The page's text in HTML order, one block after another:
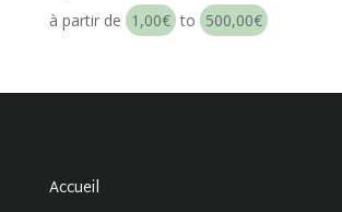
à partir de 1,00€ to 500,00€
Accueil